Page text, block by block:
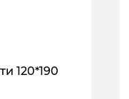
120*190